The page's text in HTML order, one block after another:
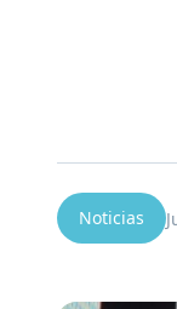
Noticias